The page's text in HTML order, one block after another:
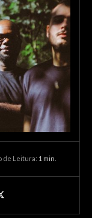
de Leitura: 1 min.